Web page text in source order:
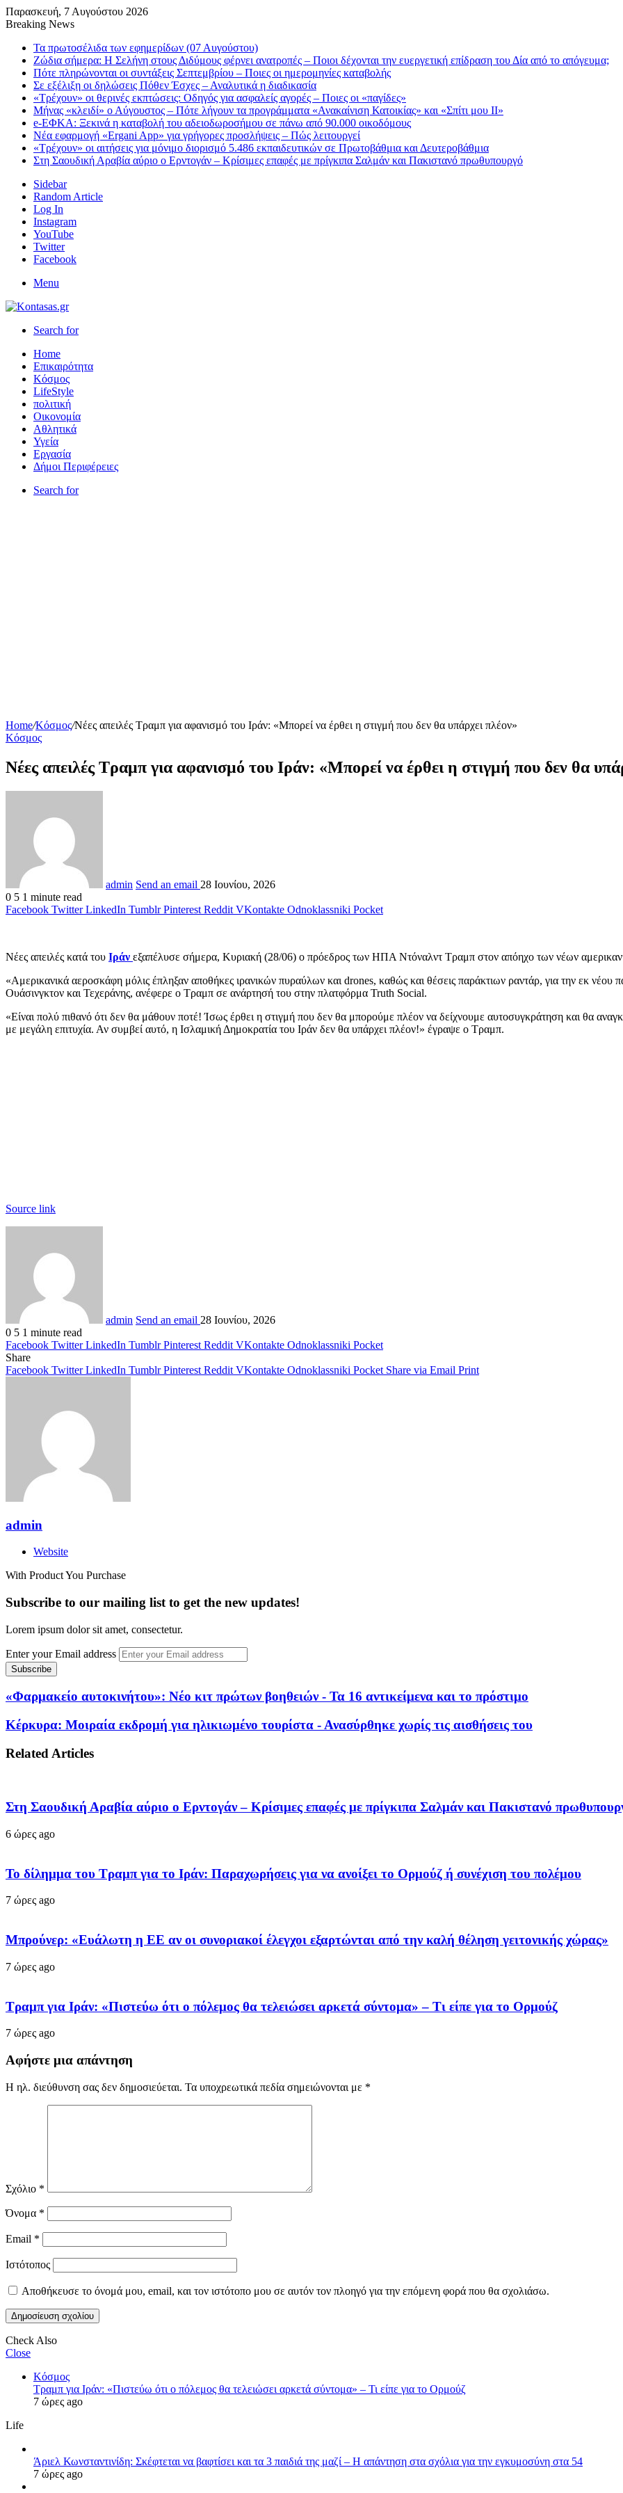
Παρασκευή, 7 Αυγούστου 2026
Breaking News
Τα πρωτοσέλιδα των εφημερίδων (07 Αυγούστου)
Ζώδια σήμερα: Η Σελήνη στους Διδύμους φέρνει ανατροπές – Ποιοι δέχονται την ευεργετική επίδραση του Δία από το απόγευμα;
Πότε πληρώνονται οι συντάξεις Σεπτεμβρίου – Ποιες οι ημερομηνίες καταβολής
Σε εξέλιξη οι δηλώσεις Πόθεν Έσχες – Αναλυτικά η διαδικασία
«Τρέχουν» οι θερινές εκπτώσεις: Οδηγός για ασφαλείς αγορές – Ποιες οι «παγίδες»
Μήνας «κλειδί» ο Αύγουστος – Πότε λήγουν τα προγράμματα «Ανακαίνιση Κατοικίας» και «Σπίτι μου ΙΙ»
e-ΕΦΚΑ: Ξεκινά η καταβολή του αδειοδωροσήμου σε πάνω από 90.000 οικοδόμους
Νέα εφαρμογή «Ergani App» για γρήγορες προσλήψεις – Πώς λειτουργεί
«Τρέχουν» οι αιτήσεις για μόνιμο διορισμό 5.486 εκπαιδευτικών σε Πρωτοβάθμια και Δευτεροβάθμια
Στη Σαουδική Αραβία αύριο ο Ερντογάν – Κρίσιμες επαφές με πρίγκιπα Σαλμάν και Πακιστανό πρωθυπουργό
Sidebar
Random Article
Log In
Instagram
YouTube
Twitter
Facebook
Menu
Search for
Home
Επικαιρότητα
Κόσμος
LifeStyle
πολιτική
Οικονομία
Αθλητικά
Υγεία
Εργασία
Δήμοι Περιφέρειες
Search for
Home/Κόσμος/Νέες απειλές Τραμπ για αφανισμό του Ιράν: «Μπορεί να έρθει η στιγμή που δεν θα υπάρχει πλέον»
Κόσμος
Νέες απειλές Τραμπ για αφανισμό του Ιράν: «Μπορεί να έρθει η στιγμή που δεν θα
admin Send an email 28 Ιουνίου, 2026
0 5 1 minute read
Facebook Twitter LinkedIn Tumblr Pinterest Reddit VKontakte Odnoklassniki Pocket
Νέες απειλές κατά του Ιράν εξαπέλυσε σήμερα, Κυριακή (28/06) ο πρόεδρος των ΗΠΑ Ντόναλντ Τραμπ στον απόηχο των νέων
«Αμερικανικά αεροσκάφη μόλις έπληξαν αποθήκες ιρανικών πυραύλων και drones, καθώς και θέσεις παράκτιων ραντάρ, για την εκ
Ουάσινγκτον και Τεχεράνης, ανέφερε ο Τραμπ σε ανάρτησή του στην πλατφόρμα Truth Social.
«Είναι πολύ πιθανό ότι δεν θα μάθουν ποτέ! Ίσως έρθει η στιγμή που δεν θα μπορούμε πλέον να δείχνουμε αυτοσυγκράτηση και θα
με μεγάλη επιτυχία. Αν συμβεί αυτό, η Ισλαμική Δημοκρατία του Ιράν δεν θα υπάρχει πλέον!» έγραψε ο Τραμπ.
Source link
admin Send an email 28 Ιουνίου, 2026
0 5 1 minute read
Facebook Twitter LinkedIn Tumblr Pinterest Reddit VKontakte Odnoklassniki Pocket
Share
Facebook Twitter LinkedIn Tumblr Pinterest Reddit VKontakte Odnoklassniki Pocket Share via Email Print
admin
Website
With Product You Purchase
Subscribe to our mailing list to get the new updates!
Lorem ipsum dolor sit amet, consectetur.
Enter your Email address
«Φαρμακείο αυτοκινήτου»: Νέο κιτ πρώτων βοηθειών - Τα 16 αντικείμενα και το πρόστιμο
Κέρκυρα: Μοιραία εκδρομή για ηλικιωμένο τουρίστα - Ανασύρθηκε χωρίς τις αισθήσεις του
Related Articles
Στη Σαουδική Αραβία αύριο ο Ερντογάν – Κρίσιμες επαφές με πρίγκιπα Σαλμάν και Πακιστανό
6 ώρες ago
Το δίλημμα του Τραμπ για το Ιράν: Παραχωρήσεις για να ανοίξει το Ορμούζ ή συνέχιση του πολέμου
7 ώρες ago
Μπρούνερ: «Ευάλωτη η ΕΕ αν οι συνοριακοί έλεγχοι εξαρτώνται από την καλή θέληση γειτονικής χώρας»
7 ώρες ago
Τραμπ για Ιράν: «Πιστεύω ότι ο πόλεμος θα τελειώσει αρκετά σύντομα» – Τι είπε για το Ορμούζ
7 ώρες ago
Αφήστε μια απάντηση
Η ηλ. διεύθυνση σας δεν δημοσιεύεται. Τα υποχρεωτικά πεδία σημειώνονται με *
Σχόλιο *
Όνομα *
Email *
Ιστότοπος
Αποθήκευσε το όνομά μου, email, και τον ιστότοπο μου σε αυτόν τον πλοηγό για την επόμενη φορά που θα σχολιάσω.
Check Also
Close
Κόσμος
Τραμπ για Ιράν: «Πιστεύω ότι ο πόλεμος θα τελειώσει αρκετά σύντομα» – Τι είπε για το Ορμούζ
7 ώρες ago
Life
Άριελ Κωνσταντινίδη: Σκέφτεται να βαφτίσει και τα 3 παιδιά της μαζί – Η απάντηση στα σχόλια για την εγκυμοσύνη στα 54
7 ώρες ago